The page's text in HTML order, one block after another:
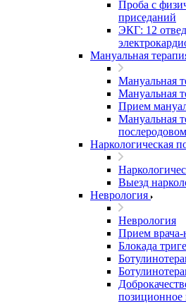
Проба с
приседаний
ЭКГ: 12
Мануальная
Мануальная
Мануальная
Прием
Мануальная
Наркологическая
Выезд
Неврология
Неврология
Прием врача-
Блокада